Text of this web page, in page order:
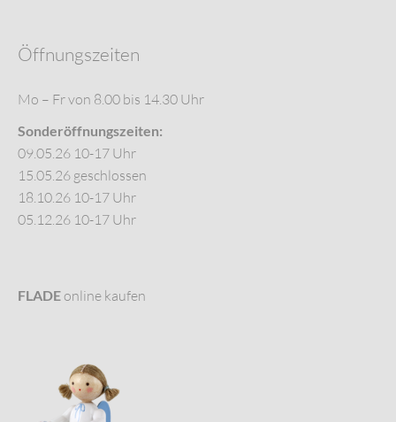
Öffnungszeiten
Mo – Fr von 8.00 bis 14.30 Uhr
Sonderöffnungszeiten:
09.05.26 10-17 Uhr
15.05.26 geschlossen
18.10.26 10-17 Uhr
05.12.26 10-17 Uhr
FLADE online kaufen